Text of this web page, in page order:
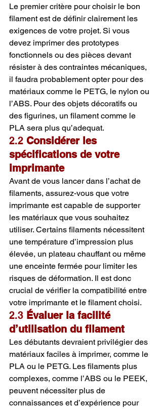
Le premier critère pour choisir le bon
filament est de définir clairement les
exigences de votre projet. Si vous
devez imprimer des prototypes
fonctionnels ou des pièces devant
résister à des contraintes mécaniques,
il faudra probablement opter pour des
matériaux comme le PETG, le nylon ou
l’ABS. Pour des objets décoratifs ou
des figurines, un filament comme le
PLA sera plus qu’adequat.
2.2 Considérer les
spécifications de votre
imprimante
Avant de vous lancer dans l’achat de
filaments, assurez-vous que votre
imprimante est capable de supporter
les matériaux que vous souhaitez
utiliser. Certains filaments nécessitent
une température d’impression plus
élevée, un plateau chauffant ou même
une enceinte fermée pour limiter les
risques de déformation. Il est donc
crucial de vérifier la compatibilité entre
votre imprimante et le filament choisi.
2.3 Évaluer la facilité
d’utilisation du filament
Les débutants devraient privilégier des
matériaux faciles à imprimer, comme le
PLA ou le PETG. Les filaments plus
complexes, comme l’ABS ou le PEEK,
peuvent nécessiter plus de
connaissances et d’expérience pour